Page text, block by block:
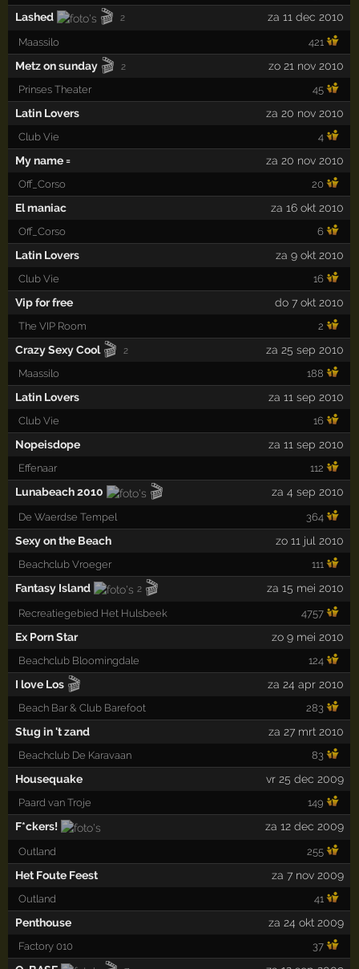
Lashed 🎬 2 za 11 dec 2010
Maassilo 421
Metz on sunday 🎬 2 zo 21 nov 2010
Prinses Theater 45
Latin Lovers za 20 nov 2010
Club Vie 4
My name = za 20 nov 2010
Off_Corso 20
El maniac za 16 okt 2010
Off_Corso 6
Latin Lovers za 9 okt 2010
Club Vie 16
Vip for free do 7 okt 2010
The VIP Room 2
Crazy Sexy Cool 🎬 2 za 25 sep 2010
Maassilo 188
Latin Lovers za 11 sep 2010
Club Vie 16
Nopeisdope za 11 sep 2010
Effenaar 112
Lunabeach 2010 🎬 za 4 sep 2010
De Waerdse Tempel 364
Sexy on the Beach zo 11 jul 2010
Beachclub Vroeger 111
Fantasy Island 2 🎬 za 15 mei 2010
Recreatiegebied Het Hulsbeek 4757
Ex Porn Star zo 9 mei 2010
Beachclub Bloomingdale 124
I love Los 🎬 za 24 apr 2010
Beach Bar & Club Barefoot 283
Stug in 't zand za 27 mrt 2010
Beachclub De Karavaan 83
Housequake vr 25 dec 2009
Paard van Troje 149
F*ckers! za 12 dec 2009
Outland 255
Het Foute Feest za 7 nov 2009
Outland 41
Penthouse za 24 okt 2009
Factory 010 37